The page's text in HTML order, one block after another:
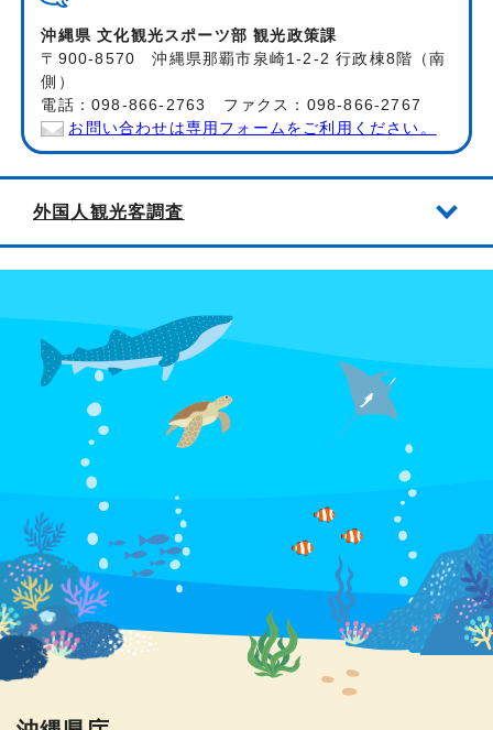
沖縄県 文化観光スポーツ部 観光政策課
〒900-8570 沖縄県那覇市泉崎1-2-2 行政棟8階（南
側）
電話：098-866-2763 ファクス：098-866-2767
お問い合わせは専用フォームをご利用ください。
外国人観光客調査